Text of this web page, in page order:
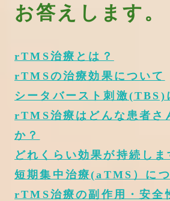
お答えします。
rTMS治療とは？
rTMSの治療効果について
シータバースト刺激(TBS)
rTMS治療はどんな患者さ
か？
どれくらい効果が持続しま
短期集中治療(aTMS）に
rTMS治療の副作用・安全